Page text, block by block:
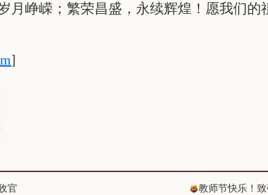
月峥嵘；繁荣昌盛，永续辉煌！愿我们
]
官
教师节快乐！